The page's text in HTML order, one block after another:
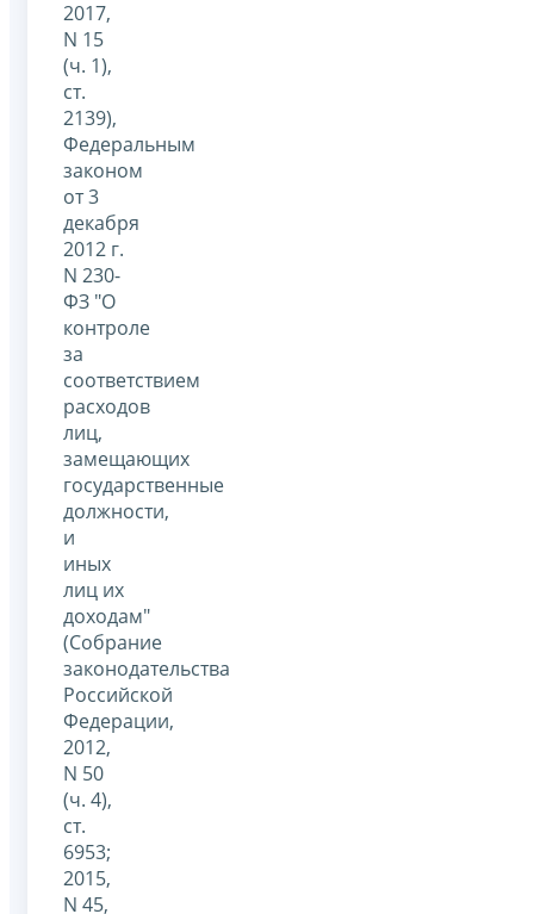
2017,
N 15
(ч. 1),
ст.
2139),
Федеральным
законом
от 3
декабря
2012 г.
N 230-
ФЗ "О
контроле
за
соответствием
расходов
лиц,
замещающих
государственные
должности,
и
иных
лиц их
доходам"
(Собрание
законодательства
Российской
Федерации,
2012,
N 50
(ч. 4),
ст.
6953;
2015,
N 45,